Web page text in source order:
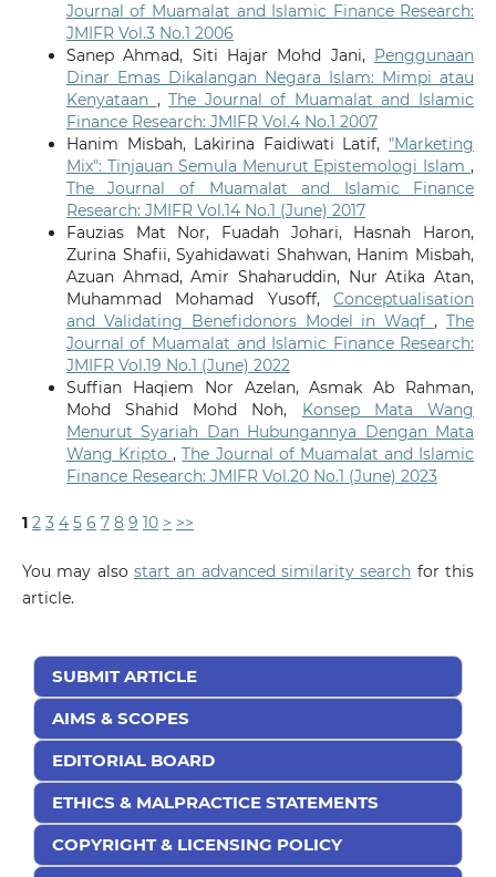
Journal of Muamalat and Islamic Finance Research:
JMIFR Vol.3 No.1 2006
Sanep Ahmad, Siti Hajar Mohd Jani, Penggunaan
Dinar Emas Dikalangan Negara Islam: Mimpi atau
Kenyataan ,The Journal of Muamalat and Islamic
Finance Research: JMIFR Vol.4 No.1 2007
Hanim Misbah, Lakirina Faidiwati Latif, "Marketing
Mix": Tinjauan Semula Menurut Epistemologi Islam,
The Journal of Muamalat and Islamic Finance
Research: JMIFR Vol.14 No.1 (June) 2017
Fauzias Mat Nor, Fuadah Johari, Hasnah Haron,
Zurina Shafii, Syahidawati Shahwan, Hanim Misbah,
Azuan Ahmad, Amir Shaharuddin, Nur Atika Atan,
Muhammad Mohamad Yusoff,Conceptualisation
and Validating Benefidonors Model in Waqf,The
Journal of Muamalat and Islamic Finance Research:
JMIFR Vol.19 No.1 (June) 2022
Suffian Haqiem Nor Azelan, Asmak Ab Rahman,
Mohd Shahid Mohd Noh, Konsep Mata Wang
Menurut Syariah Dan Hubungannya Dengan Mata
Wang Kripto,The Journal of Muamalat and Islamic
Finance Research: JMIFR Vol.20 No.1 (June) 2023
1 2 3 4 5 6 7 8 9 10 > >>
You may also start an advanced similarity search for this
article.
SUBMIT ARTICLE
AIMS & SCOPES
EDITORIAL BOARD
ETHICS & MALPRACTICE STATEMENTS
COPYRIGHT & LICENSING POLICY